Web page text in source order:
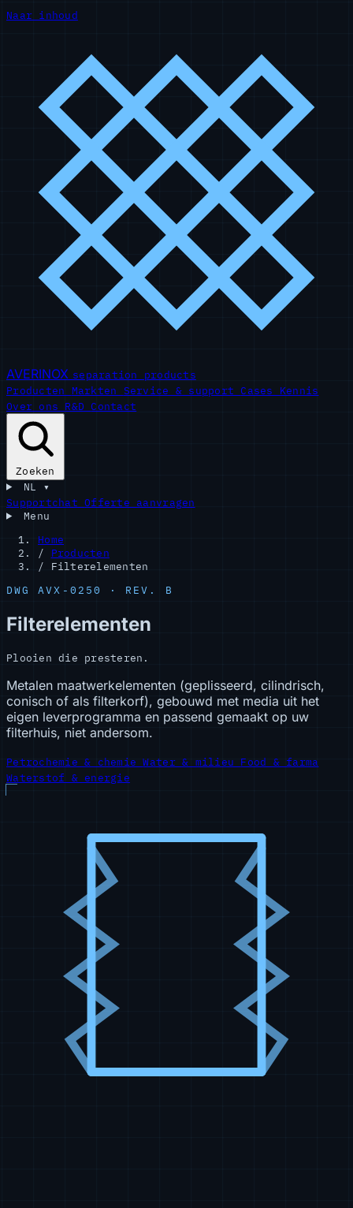
Naar inhoud
AVERINOX separation products
Producten Markten Service & support Cases Kennis
Over ons R&D Contact
Zoeken
NL ▾
SupportchatOfferte aanvragen
Menu
Home
/
Producten
/
Filterelementen
DWG AVX-0250 · REV. B
Filterelementen
Plooien die presteren.
Metalen maatwerkelementen (geplisseerd, cilindrisch,
conisch of als filterkorf), gebouwd met media uit het
eigen leverprogramma en passend gemaakt op uw
filterhuis, niet andersom.
Petrochemie & chemieWater & milieu Food & farma
Waterstof & energie